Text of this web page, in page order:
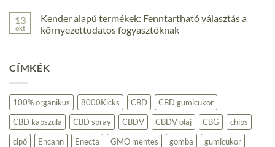
13
okt
Kender alapú termékek: Fenntartható választás a
környezettudatos fogyasztóknak
Kender
alapú
választás
a
környezettudatos
fogyasztóknak
bejegyzéshez
CÍMKÉK
100% organikus 8000Kicks CBD
CBD gumicukor
CBD kapszula
CBD spray CBDV CBDV olaj CBG
chips
cipő
Encann Enecta GMO mentes gomba
gumicukor